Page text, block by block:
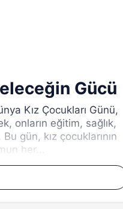
Gücü
Kız Çocukları Günü,
onların eğitim, sağlık,
gün, kız çocuklarının
her...